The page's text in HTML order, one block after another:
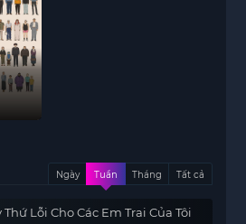
Ngày Tuần Tháng Tất cả
Lỗi Cho Các Em Trai Của Tôi